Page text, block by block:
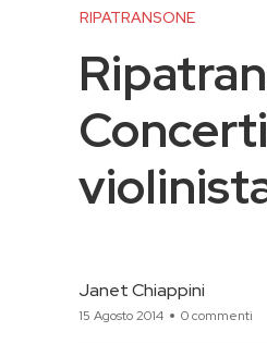
RIPATRANSONE
Janet Chiappini
15 Agosto 2014 0 commenti